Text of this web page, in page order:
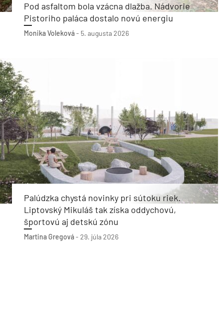
Pod asfaltom bola vzácna dlažba. Nádvorie
Pistoriho paláca dostalo novú energiu
Monika Voleková- 5. augusta 2026
Palúdzka chystá novinky pri sútoku riek.
Liptovský Mikuláš tak získa oddychovú,
športovú aj detskú zónu
Martina Gregová- 29. júla 2026